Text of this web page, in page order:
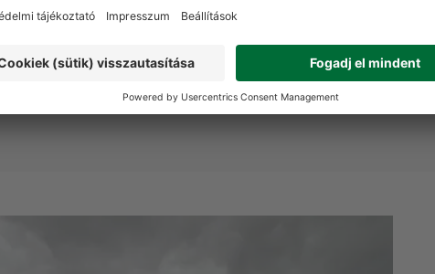
tölcsérhez
360 Ft
cm-s tölcsérhez
11 960 Ft